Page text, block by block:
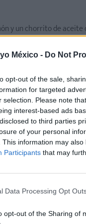
México - Do Not
opt-out of the sale,
for targeted
selection. Please note
interest-based ads
to third parties
of your personal
This information may
Participants that may
Data Processing Opt
opt-out of the Sharing of
y un chorrito de
sumérgelas en el
en papel absorbente.
Pica finamente las